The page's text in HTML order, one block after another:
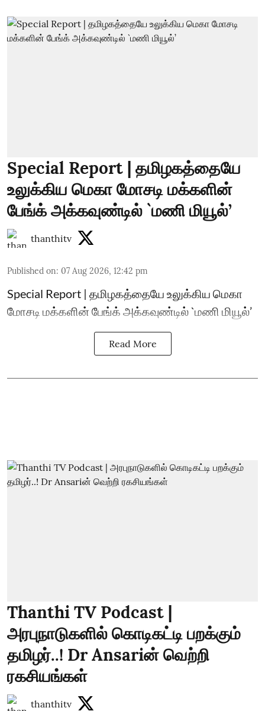
Special Report | தமிழகத்தையே
உலுக்கிய மெகா மோசடி மக்களின்
பேங்க் அக்கவுண்டில் `மணி மியூல்’
thanthitv
Published on: 07 Aug 2026, 12:42 pm
Special Report | தமிழகத்தையே உலுக்கிய மெகா
மோசடி மக்களின் பேங்க் அக்கவுண்டில் `மணி மியூல்’
Read More
Thanthi TV Podcast |
அரபுநாடுகளில் கொடிகட்டி பறக்கும்
தமிழர்..! Dr Ansariன் வெற்றி
ரகசியங்கள்
thanthitv